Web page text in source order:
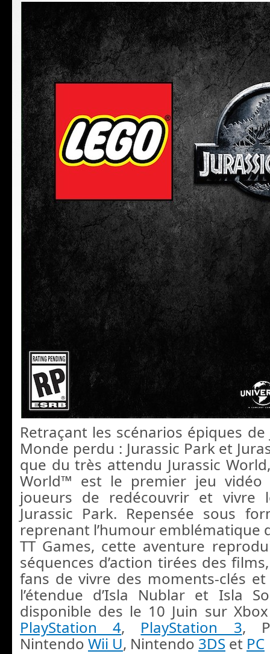
Retraçant les scénarios épiques de
Monde perdu : Jurassic Park et
que du très attendu Jurassic
World™ est le premier jeu vidéo
joueurs de redécouvrir et vivre
Jurassic Park. Repensée sous
reprenant l’humour emblématique
TT Games, cette aventure
séquences d’action tirées des
fans de vivre des moments-clés et
l’étendue d’Isla Nublar et Isla
disponible des le 10 Juin sur
PlayStation 4, PlayStation 3,
Nintendo Wii U, Nintendo 3DS et PC